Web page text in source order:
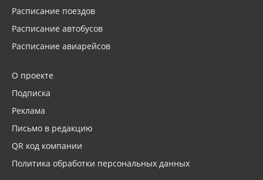
Расписание поездов
Расписание автобусов
Расписание авиарейсов
О проекте
Подписка
Реклама
Письмо в редакцию
QR код компании
Политика обработки персональных данных